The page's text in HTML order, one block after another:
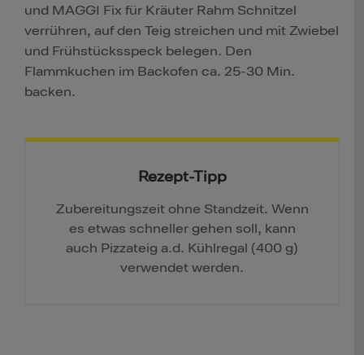
und MAGGI Fix für Kräuter Rahm Schnitzel
verrühren, auf den Teig streichen und mit Zwiebel
und Frühstücksspeck belegen. Den
Flammkuchen im Backofen ca. 25-30 Min.
backen.
Rezept-Tipp
Zubereitungszeit ohne Standzeit. Wenn
es etwas schneller gehen soll, kann
auch Pizzateig a.d. Kühlregal (400 g)
verwendet werden.